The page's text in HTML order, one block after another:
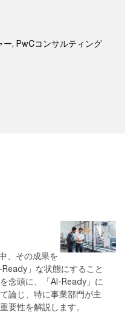
ー, PwCコンサルティング
、その成果を
」な状態にすること
念頭に、「AI-Ready」に
論じ、特に事業部門が主
要性を解説します。